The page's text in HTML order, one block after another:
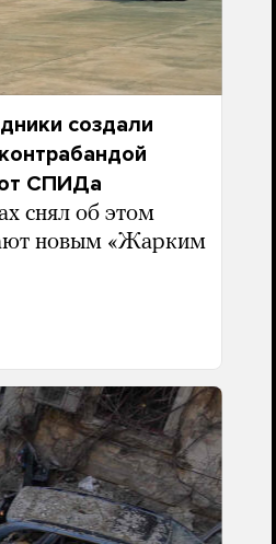
создали
от СПИДа
снял об этом
новым «Жарким